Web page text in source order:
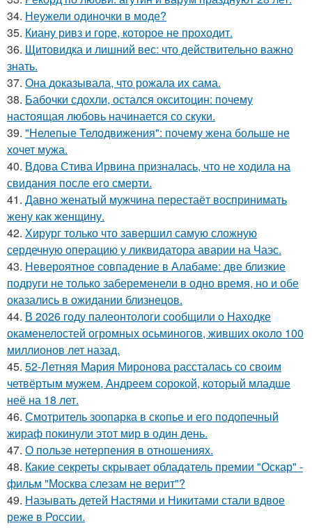
34. Неужели одиночки в моде?
35. Киану ривз и горе, которое не проходит.
36. Щитовидка и лишний вес: что действительно важно
знать.
37. Она доказывала, что рожала их сама.
38. Бабочки сдохли, остался окситоцин: почему
настоящая любовь начинается со скуки.
39. "Нелепые Телодвижения": почему жена больше не
хочет мужа.
40. Вдова Стива Ирвина призналась, что не ходила на
свидания после его смерти.
41. Давно женатый мужчина перестаёт воспринимать
жену как женщину.
42. Хирург только что завершил самую сложную
сердечную операцию у ликвидатора аварии на Чаэс.
43. Невероятное совпадение в Алабаме: две близкие
подруги не только забеременели в одно время, но и обе
оказались в ожидании близнецов.
44. В 2026 году палеонтологи сообщили о Находке
окаменелостей огромных осьминогов, живших около 100
миллионов лет назад.
45. 52-Летняя Мария Миронова рассталась со своим
четвёртым мужем, Андреем сорокой, который младше
неё на 18 лет.
46. Смотритель зоопарка в скопье и его подопечный
жираф покинули этот мир в один день.
47. О пользе нетерпения в отношениях.
48. Какие секреты скрывает обладатель премии "Оскар" -
фильм "Москва слезам не верит"?
49. Называть детей Настями и Никитами стали вдвое
реже в России.